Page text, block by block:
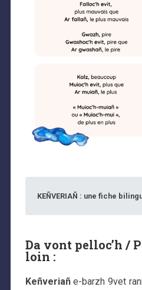
KEÑVERIAÑ : une fiche
Da vont pelloc’h /
loin :
Keñveriañe-barzh 9vet